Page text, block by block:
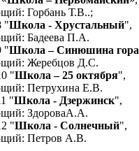
Горбань Т.В..;
"Школа - Хрустальный",
Бадеева П.А.
"Школа – Синюшина гора
Жеребцов Д.С.
"Школа – 25 октября",
Петрухина Е.В.
"Школа - Дзержинск",
ЗдороваА.А.
"Школа - Солнечный",
Петров А.В.